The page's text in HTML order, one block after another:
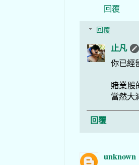
回覆
回覆
止凡
你已經
賭業股
當然大
回覆
unknown